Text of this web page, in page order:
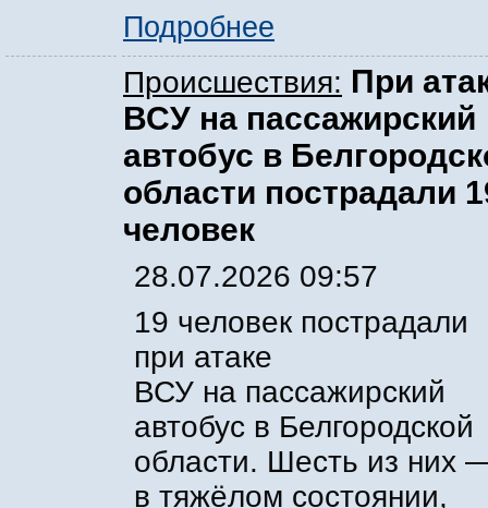
Подробнее
Происшествия: При
ВСУ на пассажирский
автобус в
области пострадали
человек
28.07.2026 09:57
19 человек пострадали
при атаке
ВСУ на пассажирский
автобус в Белгородской
области. Шесть из них
в тяжёлом состоянии,